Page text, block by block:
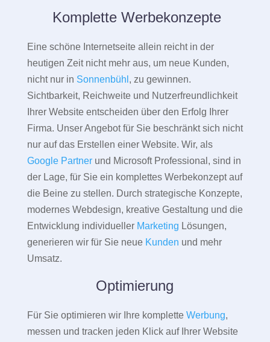
Komplette Werbekonzepte
Eine schöne Internetseite allein reicht in der
heutigen Zeit nicht mehr aus, um neue Kunden,
nicht nur in Sonnenbühl , zu gewinnen.
Sichtbarkeit, Reichweite und Nutzerfreundlichkeit
Ihrer Website entscheiden über den Erfolg Ihrer
Firma. Unser Angebot für Sie beschränkt sich nicht
nur auf das Erstellen einer Website. Wir, als
Google Partnerund Microsoft Professional, sind in
der Lage, für Sie ein komplettes Werbekonzept auf
die Beine zu stellen. Durch strategische Konzepte,
modernes Webdesign, kreative Gestaltung und die
Entwicklung individueller Marketing Lösungen,
generieren wir für Sie neue Kunden und mehr
Umsatz.
Optimierung
Für Sie optimieren wir Ihre komplette Werbung,
messen und tracken jeden Klick auf Ihrer Website